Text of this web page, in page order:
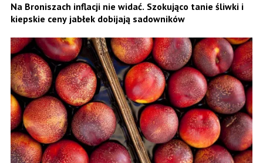
Na Broniszach inflacji nie widać. Szokująco tanie śliwki i
kiepskie ceny jabłek dobijają sadowników